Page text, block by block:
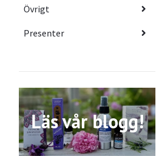
Övrigt
Presenter
Läs vår blogg!